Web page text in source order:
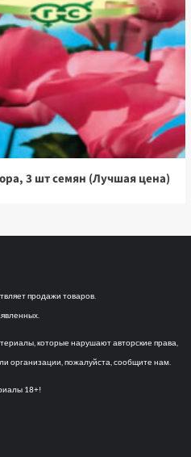
3 шт семян (Лучшая цена)
продажи товаров.
которые нарушают авторские права,
организации, пожалуйста, сообщите нам.
18+!